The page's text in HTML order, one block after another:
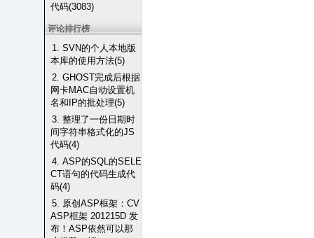
代码(3083)
评论排行榜
1. SVN的个人本地版
本库的使用方法(5)
2. GHOST完成后根据
网卡MAC自动设置机
名和IP的批处理(5)
3. 整理了一份日期时
间字符串格式化的JS
代码(4)
4. ASP的SQL的SELE
CT语句的代码生成代
码(4)
5. 原创ASP框架：CV
ASP框架 201215D 发
布！ASP依然可以那